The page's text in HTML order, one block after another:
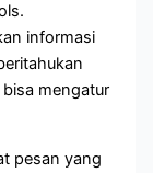
informasi
mengatur
pesan yang